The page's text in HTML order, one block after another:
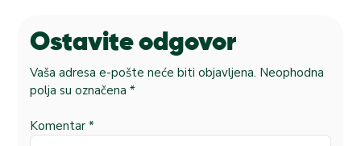
Ostavite odgovor
Vaša adresa e-pošte neće biti objavljena. Neophodna
polja su označena *
Komentar *